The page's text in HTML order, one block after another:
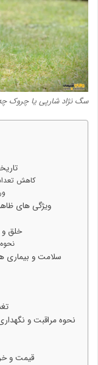
سگ نژاد شارپی یا چروک
کاهش
ویژگی های
خلق
سلامت و بیماری
نحوه مراقبت و
قیمت و